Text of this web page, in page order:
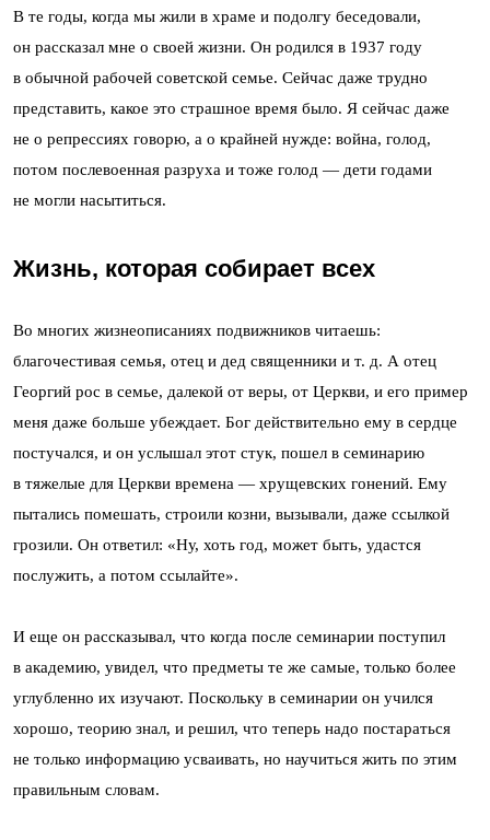
В те годы, когда мы жили в храме и подолгу беседовали,
он рассказал мне о своей жизни. Он родился в 1937 году
в обычной рабочей советской семье. Сейчас даже трудно
представить, какое это страшное время было. Я сейчас даже
не о репрессиях говорю, а о крайней нужде: война, голод,
потом послевоенная разруха и тоже голод — дети годами
не могли насытиться.
Жизнь, которая собирает всех
Во многих жизнеописаниях подвижников читаешь:
благочестивая семья, отец и дед священники и т. д. А отец
Георгий рос в семье, далекой от веры, от Церкви, и его пример
меня даже больше убеждает. Бог действительно ему в сердце
постучался, и он услышал этот стук, пошел в семинарию
в тяжелые для Церкви времена — хрущевских гонений. Ему
пытались помешать, строили козни, вызывали, даже ссылкой
грозили. Он ответил: «Ну, хоть год, может быть, удастся
послужить, а потом ссылайте».
И еще он рассказывал, что когда после семинарии поступил
в академию, увидел, что предметы те же самые, только более
углубленно их изучают. Поскольку в семинарии он учился
хорошо, теорию знал, и решил, что теперь надо постараться
не только информацию усваивать, но научиться жить по этим
правильным словам.